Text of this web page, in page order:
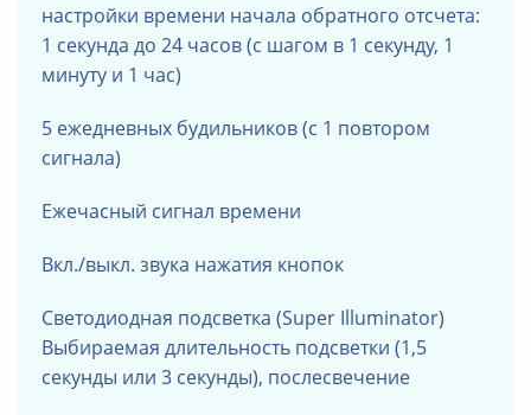
настройки времени начала обратного отсчета:
1 секунда до 24 часов (с шагом в 1 секунду, 1
минуту и ​​1 час)
5 ежедневных будильников (с 1 повтором
сигнала)
Ежечасный сигнал времени
Вкл./выкл. звука нажатия кнопок
Светодиодная подсветка (Super Illuminator)
Выбираемая длительность подсветки (1,5
секунды или 3 секунды), послесвечение